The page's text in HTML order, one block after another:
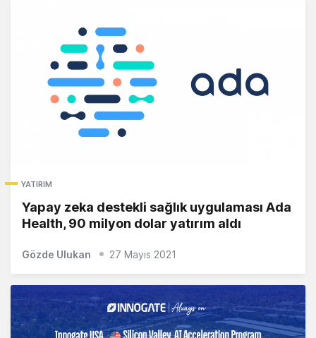
YATIRIM
Yapay zeka destekli sağlık uygulaması Ada
Health, 90 milyon dolar yatırım aldı
Gözde Ulukan 27 Mayıs 2021